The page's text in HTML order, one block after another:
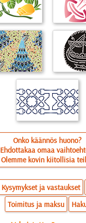
Onko käännös huono?
Ehdottakaa omaa
Olemme kovin kiitollisia
Kysymykset ja vastaukset
Toimitus ja maksu